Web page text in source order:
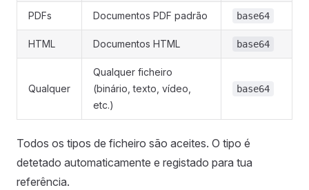
PDFs Documentos PDF padrão base64
HTML Documentos HTML base64
Qualquer
Qualquer ficheiro
(binário, texto, vídeo,
etc.)
base64
Todos os tipos de ficheiro são aceites. O tipo é
detetado automaticamente e registado para tua
referência.